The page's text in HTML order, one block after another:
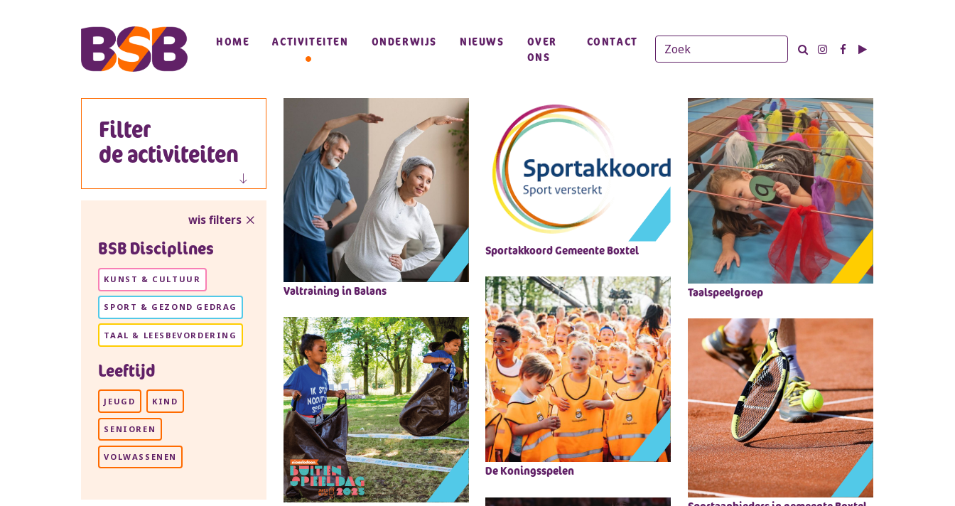
HOME ACTIVITEITEN ONDERWIJS NIEUWS
OVER
ONS
CONTACT
Filter
de activiteiten
wis filters
BSB Disciplines
KUNST & CULTUUR
SPORT & GEZOND GEDRAG
TAAL & LEESBEVORDERING
Leeftijd
JEUGD KIND
SENIOREN
VOLWASSENEN
Valtraining in Balans
Sportakkoord Gemeente Boxtel
Taalspeelgroep
De Koningsspelen